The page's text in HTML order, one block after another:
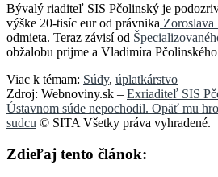
Bývalý riaditeľ SIS Pčolinský je
výške 20-tisíc eur od právnika Zoroslava
odmieta. Teraz závisí od
obžalobu prijme a Vladimíra
Viac k témam: Súdy, úplatkárstvo
Zdroj: Webnoviny.sk – Exriaditeľ SIS
Ústavnom súde nepochodil. Opäť mu
sudcu © SITA Všetky práva vyhradené.
Zdieľaj tento článok: